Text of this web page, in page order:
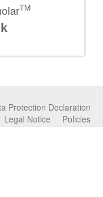
TM
Protection Declaration
Policies
Legal Notice